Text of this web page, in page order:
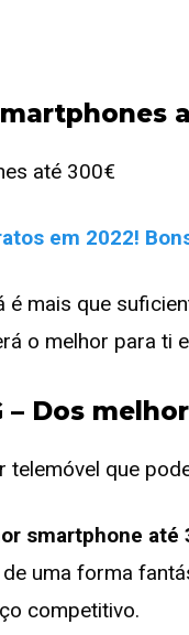
em 2022!
mais que
o melhor para ti
– Dos
smartphone até
uma forma
competitivo.